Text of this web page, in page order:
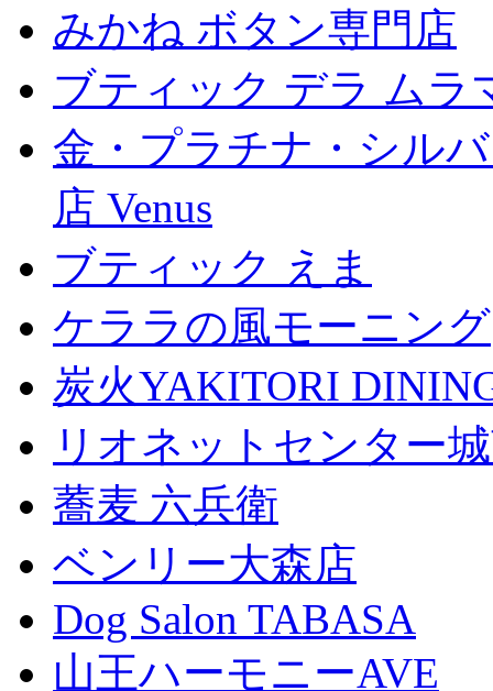
みかね ボタン専門店
ブティック デラ ムラ
金・プラチナ・シル
店 Venus
ブティック えま
ケララの風モーニング
炭火YAKITORI
リオネットセンター
蕎麦 六兵衛
ベンリー大森店
Dog Salon TABASA
山王ハーモニーAVE